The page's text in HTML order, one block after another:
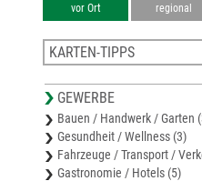
vor Ort regional
KARTEN-TIPPS
Bezirkskarte Innsbruck-Land
Stadtplan Schwaz
Bezirkskarte Schwaz
Stadtplan Telfs
GEWERBE
Bauen / Handwerk / Garten
Gesundheit / Wellness (3)
Fahrzeuge / Transport /
Gastronomie / Hotels (5)